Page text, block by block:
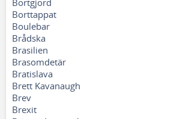
Bortgjord
Borttappat
Boulebar
Brådska
Brasilien
Brasomdetär
Bratislava
Brett Kavanaugh
Brev
Brexit